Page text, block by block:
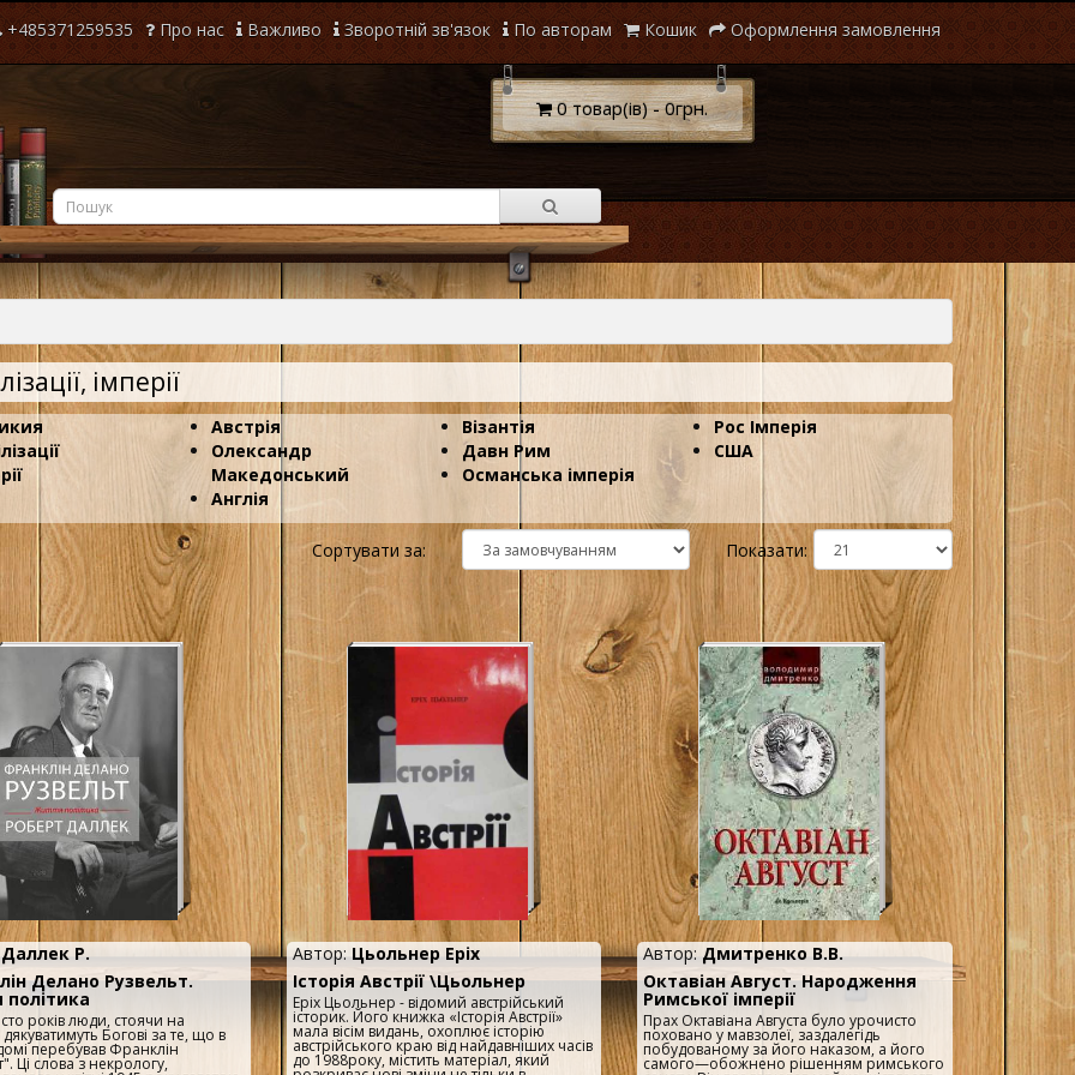
+485371259535 Про нас Важливо Зворотній зв'язок По авторам Кошик Оформлення замовлення
0 товар(ів) - 0грн.
імперії
Австрія
Олександр
Македонський
Англія
Візантія
Давн Рим
Османська імперія
Рос Імперія
США
Сортувати за: Показати:
Даллек Р.
Делано Рузвельт.
років люди, стоячи на
дякуватимуть Богові за те, що в
перебував Франклін
Ці слова з некрологу,
Автор:Цьольнер Еріх
Історія Австрії \Цьольнер
Еріх Цьольнер - відомий австрійський
історик. Його книжка «Історія Австрії»
мала вісім видань, охоплює історію
австрійського краю від найдавніших часів
до 1988року, містить матеріал, який
Автор:Дмитренко В.В.
Октавіан Август. Народження
Римської імперії
Прах Октавіана Августа було урочисто
поховано у мавзолеї, заздалегідь
побудованому за його наказом, а його
самого—обожнено рішенням римського